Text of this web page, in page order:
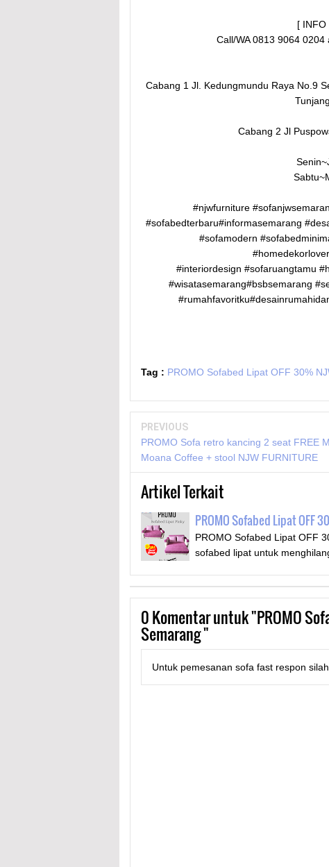
[ INFO
Call/WA 0813 9064
Cabang 1 Jl. Kedungmundu Raya No.9
Cabang 2 Jl
#njwfurniture
#sofabedterbaru#informasemarang
#sofamodern
#interiordesign #sofaruangtamu
#wisatasemarang#bsbsemarang
Tag : PROMO Sofabed Lipat OFF 30%
PREVIOUS
PROMO Sofa retro kancing 2 seat FREE
Moana Coffee + stool NJW FURNITURE
Artikel Terkait
PROMO Sofabed Lipat OFF
PROMO Sofabed Lipat OFF
sofabed lipat untuk
0Komentar untuk "PROMO
Semarang "
Untuk pemesanan sofa fast respon